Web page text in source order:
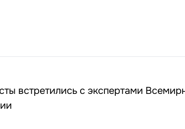
встретились с экспертами